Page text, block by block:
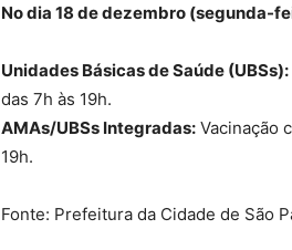
No dia 18 de dezembro (segunda-
Unidades Básicas de Saúde (UBSs):
das 7h às 19h.
AMAs/UBSs Integradas: Vacinação
19h.
Fonte: Prefeitura da Cidade de São